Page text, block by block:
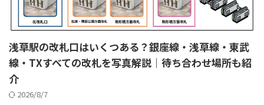
浅草駅の改札口はいくつある？銀座線・浅草線・東武
線・TXすべての改札を写真解説｜待ち合わせ場所も紹
介
2026/8/7